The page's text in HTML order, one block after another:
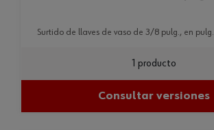
surtido de llaves de vaso de 3/8 pulg., en pulg.
1 producto
Consultar versiones